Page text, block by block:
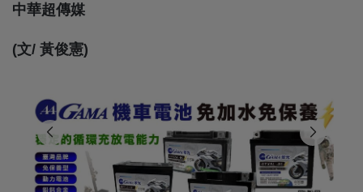
中華超傳媒
(文/ 黃俊憲)